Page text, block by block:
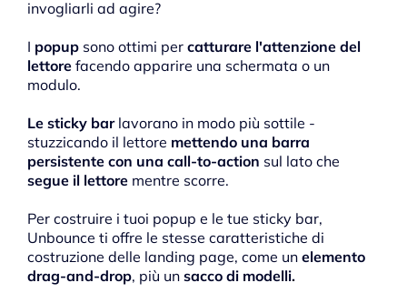
invogliarli ad agire?
I popup sono ottimi per catturare l'attenzione del
lettore facendo apparire una schermata o un
modulo.
Le sticky barlavorano in modo più sottile -
stuzzicando il lettore mettendo una barra
persistente con una call-to-action sul lato che
segue il lettore mentre scorre.
Per costruire i tuoi popup e le tue sticky bar,
Unbounce ti offre le stesse caratteristiche di
costruzione delle landing page, come un elemento
drag-and-drop, più un sacco di modelli.